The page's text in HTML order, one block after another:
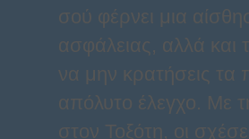
σού φέρνει μια
ασφάλειας, αλλά και
να μην κρατήσεις τα
απόλυτο έλεγχο. Με
στον Τοξότη, οι